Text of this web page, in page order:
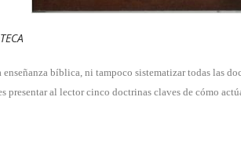
bíblica, ni tampoco sistematizar todas las
al lector cinco doctrinas claves de cómo